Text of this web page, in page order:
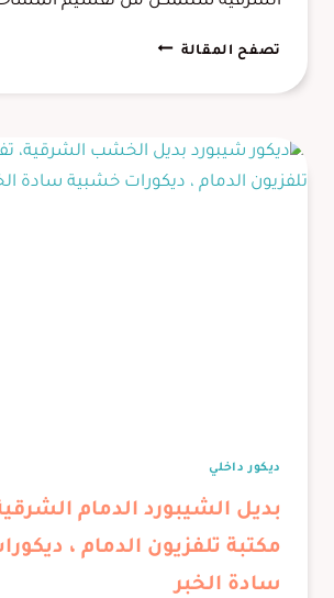
تصفح المقالةتفصيل
خشب
،
قواطع
ديكور داخلي
بديل الشيبورد الدمام
مكتبة تلفزيون الدمام ،
سادة الخبر